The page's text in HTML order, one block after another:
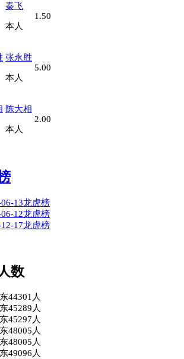
秦飞
本人
1.50
张永胜
本人
5.00
陈大相
本人
2.00
13龙虎榜
12龙虎榜
17龙虎榜
数
44301人
45289人
45297人
48005人
48005人
49096人